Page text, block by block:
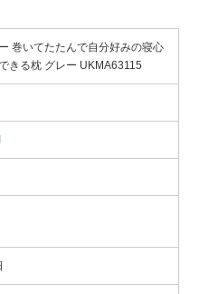
巻いてたたんで自分好みの寝心
きる枕 グレー UKMA63115